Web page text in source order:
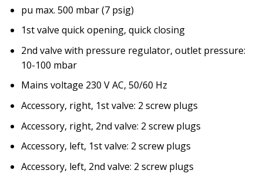
pu max. 500 mbar (7 psig)
1st valve quick opening, quick closing
2nd valve with pressure regulator, outlet pressure:
10-100 mbar
Mains voltage 230 V AC, 50/60 Hz
Accessory, right, 1st valve: 2 screw plugs
Accessory, right, 2nd valve: 2 screw plugs
Accessory, left, 1st valve: 2 screw plugs
Accessory, left, 2nd valve: 2 screw plugs